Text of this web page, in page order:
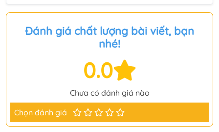
Đánh giá chất lượng bài viết, bạn
nhé!
0.0
Chưa có đánh giá nào
Chọn đánh giá